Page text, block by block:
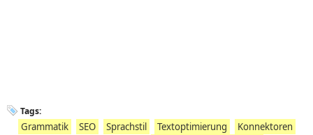
Tags:
Grammatik SEO Sprachstil Textoptimierung Konnektoren